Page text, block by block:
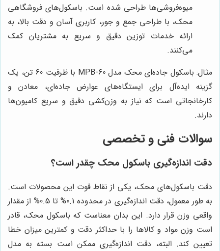
میوه‌فروشی‌ها طراحی شده است. باسکول‌های فروشگاهی
محک، با طراحی جمع و جور، کاربری آسان و دقت بالا، به
ارائه خدمات توزین دقیق و سریع به مشتریان کمک
می‌کنند.
مثال: باسکول جاده‌ای محک مدل MPB-60 با ظرفیت 60 تن، یک
گزینه ایده‌آل برای ایستگاه‌های عوارض جاده‌ای، معادن و
کارخانجاتی است که نیاز به وزن‌کشی دقیق و سریع کامیون‌ها
دارند.
سوالات فنی و تخصصی
دقت اندازه‌گیری باسکول محک چقدر است؟
دقت باسکول‌های محک، یکی از نقاط قوت این محصولات است.
به طور معمول، دقت اندازه‌گیری در محدوده 0.1% تا 0.5% از مقدار
واقعی وزن قرار دارد. این بدان معناست که باسکول محک، قادر
است وزن مواد و کالاها را با حداکثر دقت و کمترین میزان خطا
تعیین کند. البته، دقت اندازه‌گیری ممکن است بسته به مدل